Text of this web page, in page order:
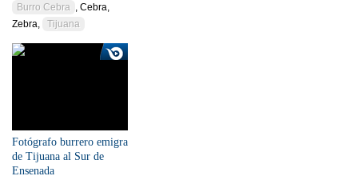
Burro Cebra , Cebra,
Zebra,
Tijuana
Fotógrafo burrero emigra
de Tijuana al Sur de
Ensenada